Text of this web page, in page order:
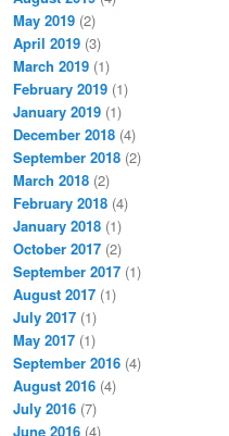
May 2019 (2)
April 2019 (3)
March 2019 (1)
February 2019 (1)
January 2019 (1)
December 2018 (4)
September 2018 (2)
March 2018 (2)
February 2018 (4)
January 2018 (1)
October 2017 (2)
September 2017 (1)
August 2017 (1)
July 2017 (1)
May 2017 (1)
September 2016 (4)
August 2016 (4)
July 2016 (7)
June 2016 (4)